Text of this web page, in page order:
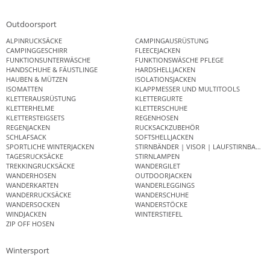
Outdoorsport
ALPINRUCKSÄCKE
CAMPINGAUSRÜSTUNG
CAMPINGGESCHIRR
FLEECEJACKEN
FUNKTIONSUNTERWÄSCHE
FUNKTIONSWÄSCHE PFLEGE
HANDSCHUHE & FÄUSTLINGE
HARDSHELLJACKEN
HAUBEN & MÜTZEN
ISOLATIONSJACKEN
ISOMATTEN
KLAPPMESSER UND MULTITOOLS
KLETTERAUSRÜSTUNG
KLETTERGURTE
KLETTERHELME
KLETTERSCHUHE
KLETTERSTEIGSETS
REGENHOSEN
REGENJACKEN
RUCKSACKZUBEHÖR
SCHLAFSACK
SOFTSHELLJACKEN
SPORTLICHE WINTERJACKEN
STIRNBÄNDER | VISOR | LAUFSTIRNBAND
TAGESRUCKSÄCKE
STIRNLAMPEN
TREKKINGRUCKSÄCKE
WANDERGILET
WANDERHOSEN
OUTDOORJACKEN
WANDERKARTEN
WANDERLEGGINGS
WANDERRUCKSÄCKE
WANDERSCHUHE
WANDERSOCKEN
WANDERSTÖCKE
WINDJACKEN
WINTERSTIEFEL
ZIP OFF HOSEN
Wintersport